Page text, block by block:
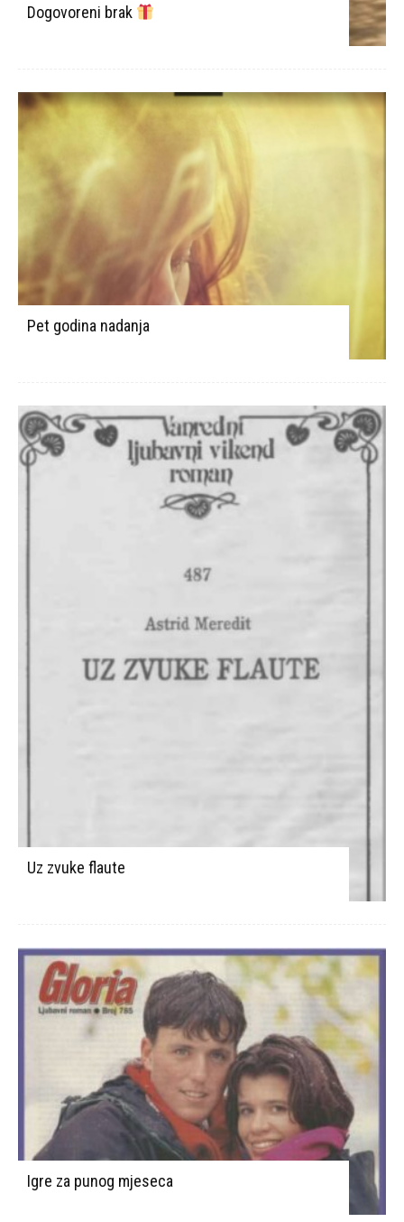
Dogovoreni brak
Pet godina nadanja
Uz zvuke flaute
Igre za punog mjeseca